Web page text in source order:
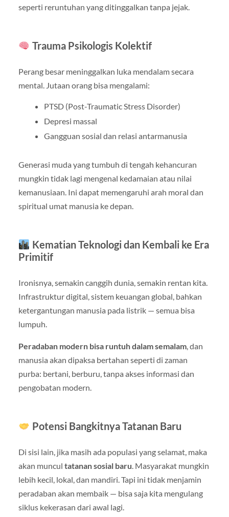
seperti reruntuhan yang ditinggalkan tanpa jejak.
Trauma Psikologis Kolektif
Perang besar meninggalkan luka mendalam secara
mental. Jutaan orang bisa mengalami:
PTSD (Post-Traumatic Stress Disorder)
Depresi massal
Gangguan sosial dan relasi antarmanusia
Generasi muda yang tumbuh di tengah kehancuran
mungkin tidak lagi mengenal kedamaian atau nilai
kemanusiaan. Ini dapat memengaruhi arah moral dan
spiritual umat manusia ke depan.
Kematian Teknologi dan Kembali ke Era
Primitif
Ironisnya, semakin canggih dunia, semakin rentan kita.
Infrastruktur digital, sistem keuangan global, bahkan
ketergantungan manusia pada listrik — semua bisa
lumpuh.
Peradaban modern bisa runtuh dalam semalam, dan
manusia akan dipaksa bertahan seperti di zaman
purba: bertani, berburu, tanpa akses informasi dan
pengobatan modern.
Potensi Bangkitnya Tatanan Baru
Di sisi lain, jika masih ada populasi yang selamat, maka
akan muncul tatanan sosial baru. Masyarakat mungkin
lebih kecil, lokal, dan mandiri. Tapi ini tidak menjamin
peradaban akan membaik — bisa saja kita mengulang
siklus kekerasan dari awal lagi.